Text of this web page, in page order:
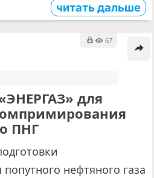
читать дальше
67
для
ПНГ
нефтяного газа